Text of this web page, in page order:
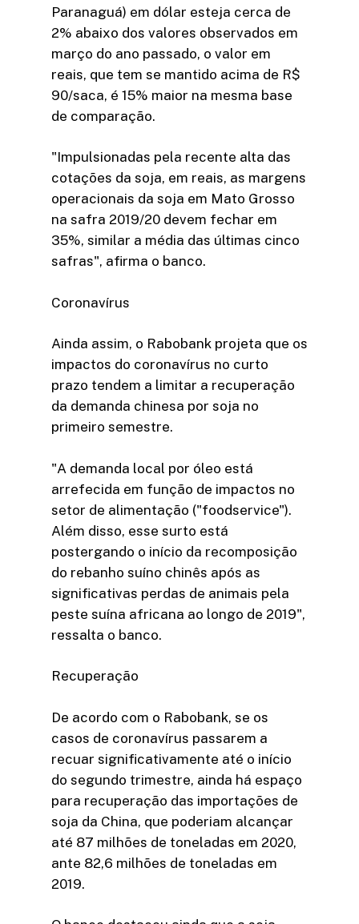
Paranaguá) em dólar esteja cerca de
2% abaixo dos valores observados em
março do ano passado, o valor em
reais, que tem se mantido acima de R$
90/saca, é 15% maior na mesma base
de comparação.
"Impulsionadas pela recente alta das
cotações da soja, em reais, as margens
operacionais da soja em Mato Grosso
na safra 2019/20 devem fechar em
35%, similar a média das últimas cinco
safras", afirma o banco.
Coronavírus
Ainda assim, o Rabobank projeta que os
impactos do coronavírus no curto
prazo tendem a limitar a recuperação
da demanda chinesa por soja no
primeiro semestre.
"A demanda local por óleo está
arrefecida em função de impactos no
setor de alimentação ("foodservice").
Além disso, esse surto está
postergando o início da recomposição
do rebanho suíno chinês após as
significativas perdas de animais pela
peste suína africana ao longo de 2019",
ressalta o banco.
Recuperação
De acordo com o Rabobank, se os
casos de coronavírus passarem a
recuar significativamente até o início
do segundo trimestre, ainda há espaço
para recuperação das importações de
soja da China, que poderiam alcançar
até 87 milhões de toneladas em 2020,
ante 82,6 milhões de toneladas em
2019.